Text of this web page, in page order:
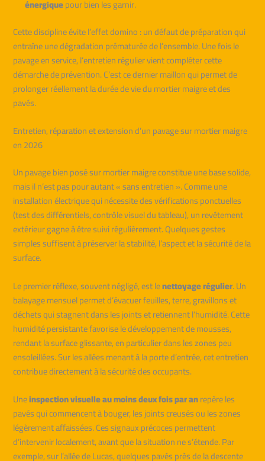
énergiquepour bien les garnir.
Cette discipline évite l’effet domino : un défaut de préparation qui
entraîne une dégradation prématurée de l’ensemble. Une fois le
pavage en service, l’entretien régulier vient compléter cette
démarche de prévention. C’est ce dernier maillon qui permet de
prolonger réellement la durée de vie du mortier maigre et des
pavés.
Entretien, réparation et extension d’un pavage sur mortier maigre
en 2026
Un pavage bien posé sur mortier maigre constitue une base solide,
mais il n’est pas pour autant « sans entretien ». Comme une
installation électrique qui nécessite des vérifications ponctuelles
(test des différentiels, contrôle visuel du tableau), un revêtement
extérieur gagne à être suivi régulièrement. Quelques gestes
simples suffisent à préserver la stabilité, l’aspect et la sécurité de la
surface.
Le premier réflexe, souvent négligé, est lenettoyage régulier. Un
balayage mensuel permet d’évacuer feuilles, terre, gravillons et
déchets qui stagnent dans les joints et retiennent l’humidité. Cette
humidité persistante favorise le développement de mousses,
rendant la surface glissante, en particulier dans les zones peu
ensoleillées. Sur les allées menant à la porte d’entrée, cet entretien
contribue directement à la sécurité des occupants.
Uneinspection visuelle au moins deux fois par anrepère les
pavés qui commencent à bouger, les joints creusés ou les zones
légèrement affaissées. Ces signaux précoces permettent
d’intervenir localement, avant que la situation ne s’étende. Par
exemple, sur l’allée de Lucas, quelques pavés près de la descente